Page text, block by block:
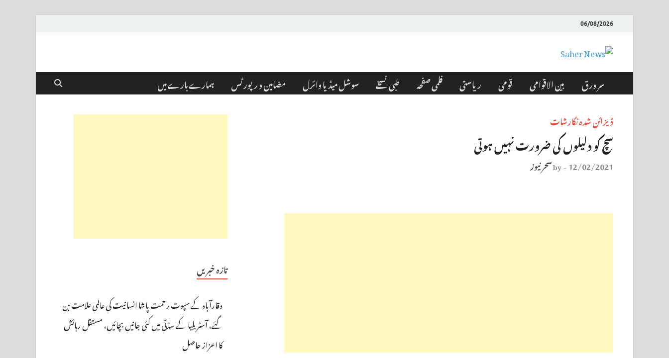
06/08/2026
سر ورق بین الاقوامی قومی ریاستی فلمی صفحہ طبی نسخے سوشل میڈیا وائرل مضامین و رپورٹس
ہمارے بارے میں
ڈیزائن شدہ نگارشات
سچ کو دلیلوں کی ضرورت نہیں ہوتی
12/02/2021
-
byسحر نیوز
تازہ خبریں
وقارآباد کے سپوت رحمت پاشا انسانیت کی عالمی علامت بن
گئے، آسٹریلیا کے سڈنی میں کئی جانیں بچائیں، مستقل رہائش
کا اعزاز حاصل